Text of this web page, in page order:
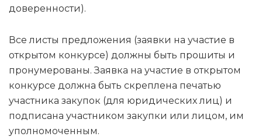
доверенности).
Все листы предложения (заявки на участие в
открытом конкурсе) должны быть прошиты и
пронумерованы. Заявка на участие в открытом
конкурсе должна быть скреплена печатью
участника закупок (для юридических лиц) и
подписана участником закупки или лицом, им
уполномоченным.